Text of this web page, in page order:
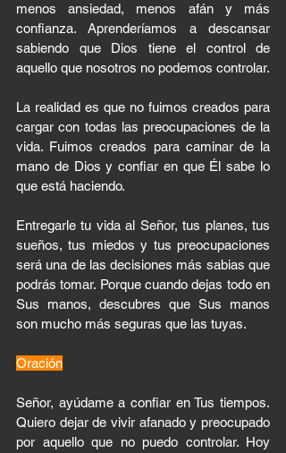
menos ansiedad, menos afán y más
confianza. Aprenderíamos a descansar
sabiendo que Dios tiene el control de
aquello que nosotros no podemos controlar.
La realidad es que no fuimos creados para
cargar con todas las preocupaciones de la
vida. Fuimos creados para caminar de la
mano de Dios y confiar en que Él sabe lo
que está haciendo.
Entregarle tu vida al Señor, tus planes, tus
sueños, tus miedos y tus preocupaciones
será una de las decisiones más sabias que
podrás tomar. Porque cuando dejas todo en
Sus manos, descubres que Sus manos
son mucho más seguras que las tuyas.
Oración
Señor, ayúdame a confiar en Tus tiempos.
Quiero dejar de vivir afanado y preocupado
por aquello que no puedo controlar. Hoy